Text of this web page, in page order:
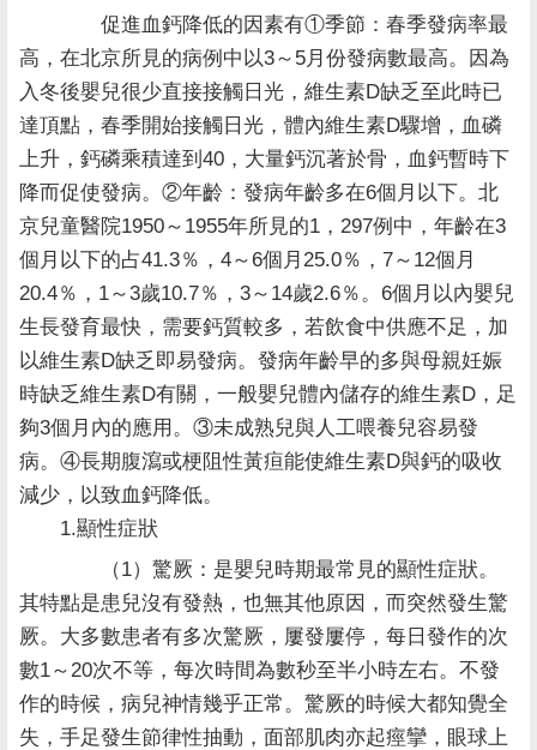
促進血鈣降低的因素有①季節：春季發病率最
高，在北京所見的病例中以3～5月份發病數最高。因為
入冬後嬰兒很少直接接觸日光，維生素D缺乏至此時已
達頂點，春季開始接觸日光，體內維生素D驟增，血磷
上升，鈣磷乘積達到40，大量鈣沉著於骨，血鈣暫時下
降而促使發病。②年齡：發病年齡多在6個月以下。北
京兒童醫院1950～1955年所見的1，297例中，年齡在3
個月以下的占41.3％，4～6個月25.0％，7～12個月
20.4％，1～3歲10.7％，3～14歲2.6％。6個月以內嬰兒
生長發育最快，需要鈣質較多，若飲食中供應不足，加
以維生素D缺乏即易發病。發病年齡早的多與母親妊娠
時缺乏維生素D有關，一般嬰兒體內儲存的維生素D，足
夠3個月內的應用。③未成熟兒與人工喂養兒容易發
病。④長期腹瀉或梗阻性黃疸能使維生素D與鈣的吸收
減少，以致血鈣降低。
1.顯性症狀
（1）驚厥：是嬰兒時期最常見的顯性症狀。
其特點是患兒沒有發熱，也無其他原因，而突然發生驚
厥。大多數患者有多次驚厥，屢發屢停，每日發作的次
數1～20次不等，每次時間為數秒至半小時左右。不發
作的時候，病兒神情幾乎正常。驚厥的時候大都知覺全
失，手足發生節律性抽動，面部肌肉亦起痙攣，眼球上